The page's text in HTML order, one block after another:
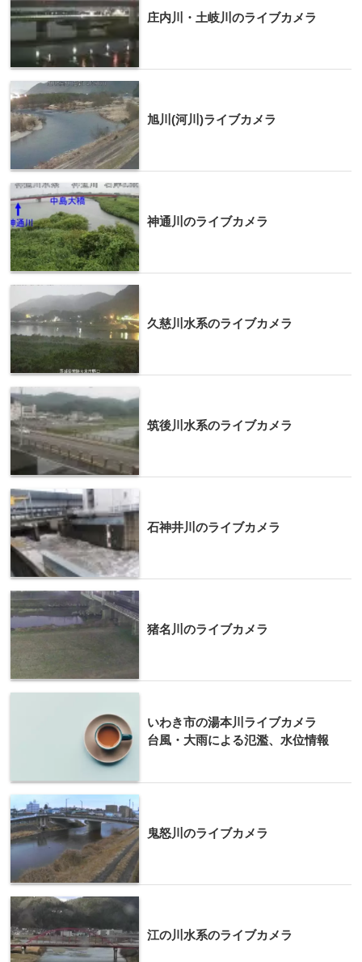
庄内川・土岐川のライブカメラ
旭川(河川)ライブカメラ
神通川のライブカメラ
久慈川水系のライブカメラ
筑後川水系のライブカメラ
石神井川のライブカメラ
猪名川のライブカメラ
いわき市の湯本川ライブカメラ
台風・大雨による氾濫、水位情報
鬼怒川のライブカメラ
江の川水系のライブカメラ